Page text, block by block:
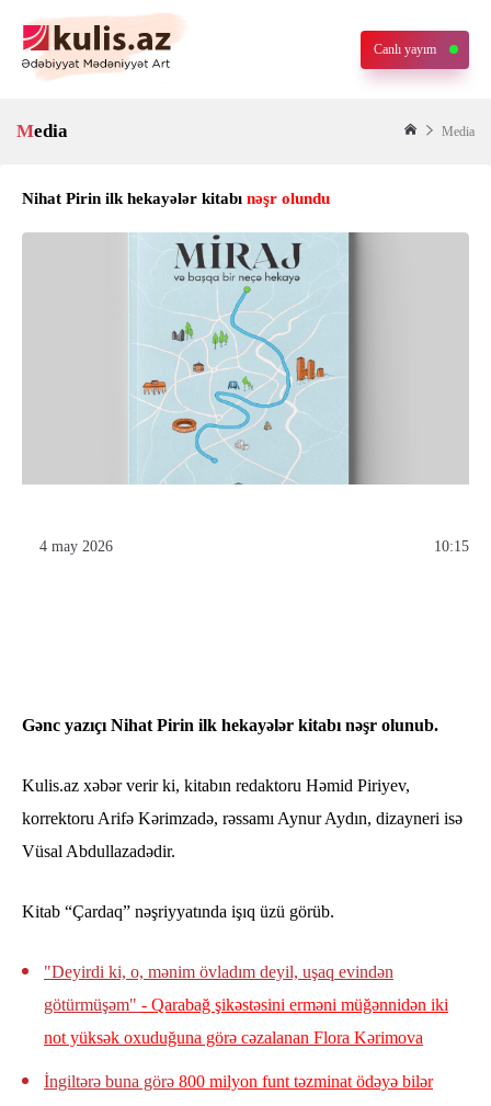
Canlı yayım
Media Media
Nihat Pirin ilk hekayələr kitabı nəşr olundu
4 may 2026 10:15
Gənc yazıçı Nihat Pirin ilk hekayələr kitabı nəşr olunub.
Kulis.az xəbər verir ki, kitabın redaktoru Həmid Piriyev,
korrektoru Arifə Kərimzadə, rəssamı Aynur Aydın, dizayneri isə
Vüsal Abdullazadədir.
Kitab “Çardaq” nəşriyyatında işıq üzü görüb.
"Deyirdi ki, o, mənim övladım deyil, uşaq evindən
götürmüşəm" - Qarabağ şikəstəsini erməni müğənnidən iki
not yüksək oxuduğuna görə cəzalanan Flora Kərimova
İngiltərə buna görə 800 milyon funt təzminat ödəyə bilər